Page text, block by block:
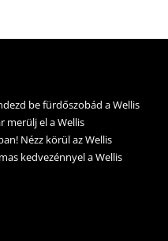
be fürdőszobád a Wellis
merülj el a Wellis
Nézz körül az Wellis
kedvezénnyel a Wellis